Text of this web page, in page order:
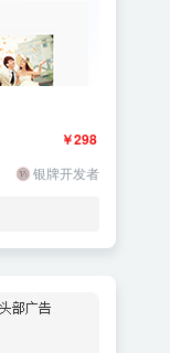
￥298
银牌开发者